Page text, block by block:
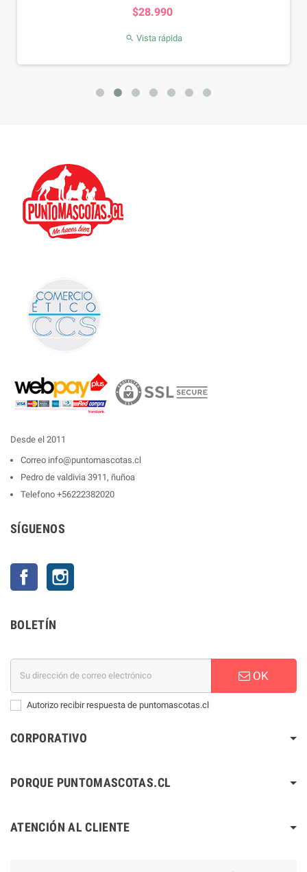
$28.990
 Vista rápida
Desde el 2011
Correo info@puntomascotas.cl
Pedro de valdivia 3911, ñuñoa
Telefono +56222382020
SÍGUENOS
Facebook
BOLETÍN
OK
Autorizo recibir respuesta de puntomascotas.cl
CORPORATIVO
PORQUE PUNTOMASCOTAS.CL
ATENCIÓN AL CLIENTE